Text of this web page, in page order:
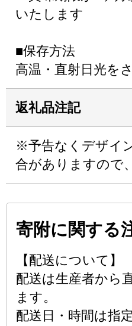
いたします
■保存方法
高温・直射日光を
返礼品注記
※予告なくデザイ
合がありますので
寄附に関する
【配送について】
配送は生産者から
ます。
配送日・時間は指